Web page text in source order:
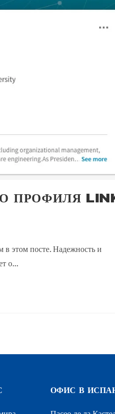
ПРОФИЛЯ
этом посте. Надежность и
о...
ОФИС В